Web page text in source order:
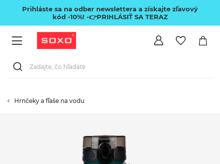
Prihláste sa na odber newslettera a získajte zľavový
kód -10%! -👉PRIHLÁSIŤ SA TERAZ
Hrnčeky a fľaše na vodu